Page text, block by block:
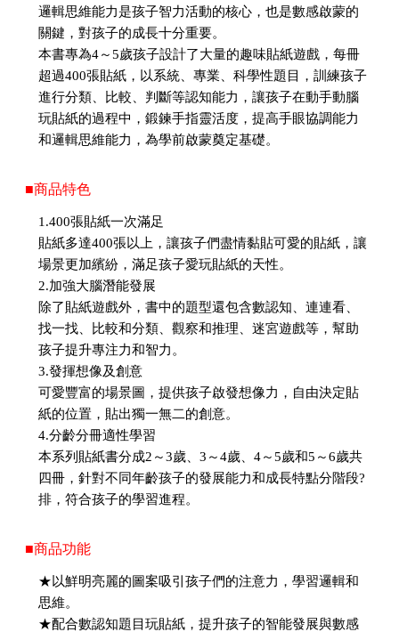
邏輯思維能力是孩子智力活動的核心，也是數感啟蒙的
關鍵，對孩子的成長十分重要。
本書專為4～5歲孩子設計了大量的趣味貼紙遊戲，每冊
超過400張貼紙，以系統、專業、科學性題目，訓練孩子
進行分類、比較、判斷等認知能力，讓孩子在動手動腦
玩貼紙的過程中，鍛鍊手指靈活度，提高手眼協調能力
和邏輯思維能力，為學前啟蒙奠定基礎。
■商品特色
1.400張貼紙一次滿足
貼紙多達400張以上，讓孩子們盡情黏貼可愛的貼紙，讓
場景更加繽紛，滿足孩子愛玩貼紙的天性。
2.加強大腦潛能發展
除了貼紙遊戲外，書中的題型還包含數認知、連連看、
找一找、比較和分類、觀察和推理、迷宮遊戲等，幫助
孩子提升專注力和智力。
3.發揮想像及創意
可愛豐富的場景圖，提供孩子啟發想像力，自由決定貼
紙的位置，貼出獨一無二的創意。
4.分齡分冊適性學習
本系列貼紙書分成2～3歲、3～4歲、4～5歲和5～6歲共
四冊，針對不同年齡孩子的發展能力和成長特點分階段?
排，符合孩子的學習進程。
■商品功能
★以鮮明亮麗的圖案吸引孩子們的注意力，學習邏輯和
思維。
★配合數認知題目玩貼紙，提升孩子的智能發展與數感